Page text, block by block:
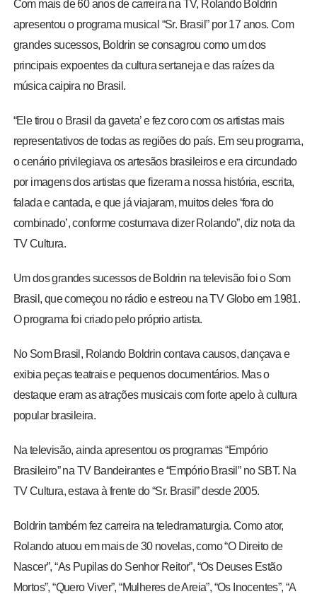
Com mais de 60 anos de carreira na TV, Rolando Boldrin
apresentou o programa musical “Sr. Brasil” por 17 anos. Com
grandes sucessos, Boldrin se consagrou como um dos
principais expoentes da cultura sertaneja e das raízes da
música caipira no Brasil.
“Ele tirou o Brasil da gaveta’ e fez coro com os artistas mais
representativos de todas as regiões do país. Em seu programa,
o cenário privilegiava os artesãos brasileiros e era circundado
por imagens dos artistas que fizeram a nossa história, escrita,
falada e cantada, e que já viajaram, muitos deles ‘fora do
combinado’, conforme costumava dizer Rolando”, diz nota da
TV Cultura.
Um dos grandes sucessos de Boldrin na televisão foi o Som
Brasil, que começou no rádio e estreou na TV Globo em 1981.
O programa foi criado pelo próprio artista.
No Som Brasil, Rolando Boldrin contava causos, dançava e
exibia peças teatrais e pequenos documentários. Mas o
destaque eram as atrações musicais com forte apelo à cultura
popular brasileira.
Na televisão, ainda apresentou os programas “Empório
Brasileiro” na TV Bandeirantes e “Empório Brasil” no SBT. Na
TV Cultura, estava à frente do “Sr. Brasil” desde 2005.
Boldrin também fez carreira na teledramaturgia. Como ator,
Rolando atuou em mais de 30 novelas, como “O Direito de
Nascer”, “As Pupilas do Senhor Reitor”, “Os Deuses Estão
Mortos”, “Quero Viver”, “Mulheres de Areia”, “Os Inocentes”, “A